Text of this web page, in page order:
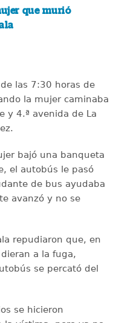
que murió
las 7:30 horas de
la mujer caminaba
y 4.ª avenida de La
bajó una banqueta
el autobús le pasó
de bus ayudaba
avanzó y no se
repudiaron que, en
a la fuga,
se percató del
se hicieron